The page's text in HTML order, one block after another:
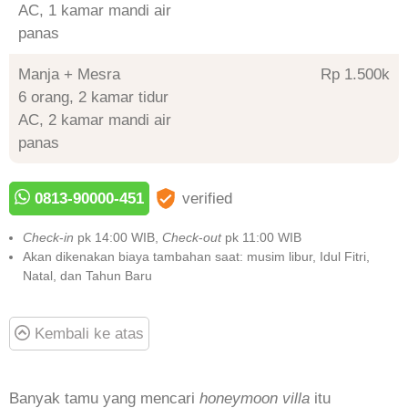
AC, 1 kamar mandi air
panas
Manja + Mesra
6 orang, 2 kamar tidur
AC, 2 kamar mandi air
panas
Rp 1.500
0813-90000-451 verified
Check-in pk 14:00 WIB, Check-outpk 11:00 WIB
Akan dikenakan biaya tambahan saat: musim libur, Idul Fitri,
Natal, dan Tahun Baru
Kembali ke atas
Banyak tamu yang mencari honeymoon villa itu